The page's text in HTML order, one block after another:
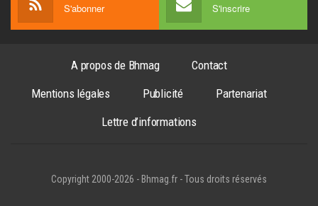
S'abonner S'inscrire
A propos de Bhmag
Contact
Mentions légales
Publicité
Partenariat
Lettre d’informations
Copyright 2000-2026 - Bhmag.fr - Tous droits réservés